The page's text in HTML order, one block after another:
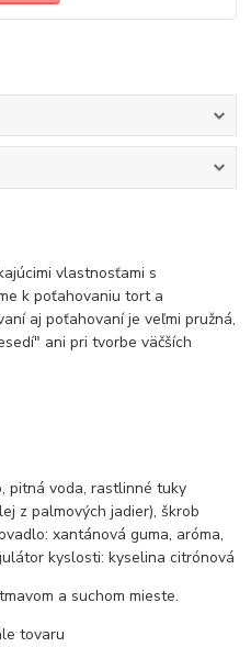
vlastnosťami s
k poťahovaniu tort a
aj poťahovaní je veľmi pružná,
ani pri tvorbe väčších
pitná voda, rastlinné tuky
z palmových jadier), škrob
xantánová guma, aróma,
kyslosti: kyselina citrónová
a suchom mieste.
tovaru